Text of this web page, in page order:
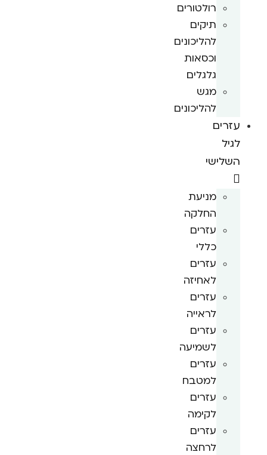
רולטורים
תיקים
להליכונים
וכסאות
גלגלים
מגש
להליכונים
עזרים
לגיל
השלישי
מניעת
החלקה
עזרים
כללי
עזרים
לאחיזה
עזרים
לראייה
עזרים
לשמיעה
עזרים
למטבח
עזרים
לקימה
עזרים
לרחצה